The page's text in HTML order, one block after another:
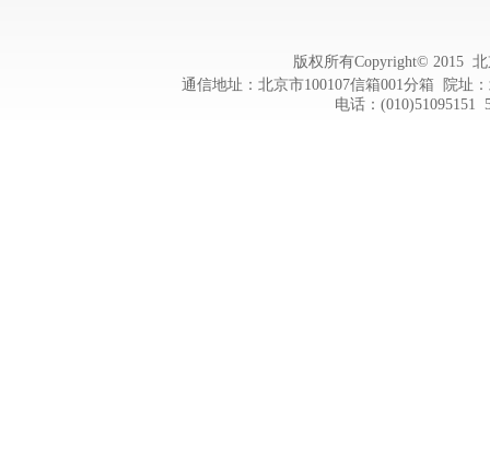
版权所有Copyright© 2015
通信地址：北京市100107信箱001分箱 院址
电话：(010)51095151